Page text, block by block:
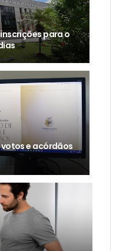
para o
votos e acórdãos